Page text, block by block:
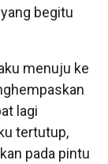
begitu
menuju ke
lagi
tertutup,
pada pintu